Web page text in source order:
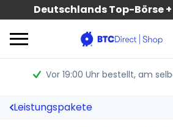
Deutschlands Top-Börse
Vor 19:00 Uhr bestellt, am
Leistungspakete